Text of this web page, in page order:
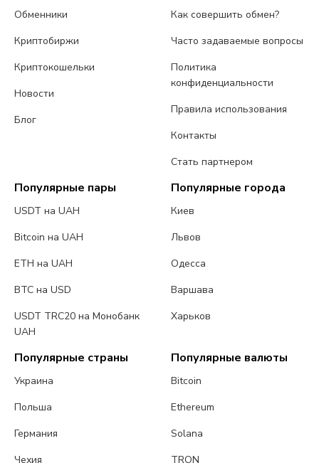
Обменники
Криптобиржи
Криптокошельки
Новости
Блог
Как совершить обмен?
Часто задаваемые вопросы
Политика
конфиденциальности
Правила использования
Контакты
Стать партнером
Популярные пары
USDT на UAH
Bitcoin на UAH
ETH на UAH
BTC на USD
USDT TRC20 на Монобанк
UAH
Популярные города
Киев
Львов
Одесса
Варшава
Харьков
Популярные страны
Украина
Польша
Германия
Чехия
Популярные валюты
Bitcoin
Ethereum
Solana
TRON